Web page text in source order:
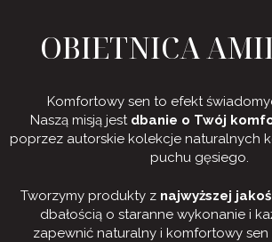
OBIETNICA
Komfortowy sen to efekt
Naszą misją jest dbanie o Twój
poprzez autorskie kolekcje naturalnych
puchu gęsiego.
Tworzymy produkty z najwyższej
dbałością o staranne wykonanie i
zapewnić naturalny i komfortowy sen